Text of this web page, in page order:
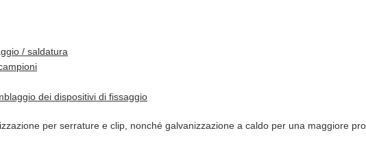
/ saldatura
dei dispositivi di fissaggio
per serrature e clip, nonché galvanizzazione a caldo per una maggiore